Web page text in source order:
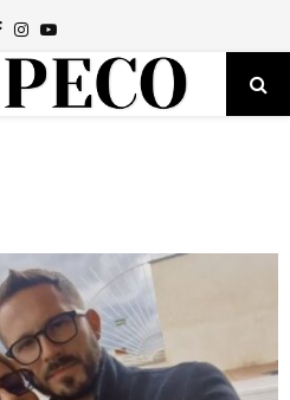
Facebook
Instagram
Youtube